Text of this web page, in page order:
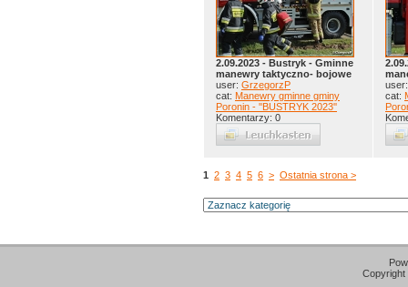
2.09.2023 - Bustryk - Gminne
manewry taktyczno- bojowe
user: GrzegorzP
cat: Manewry gminne gminy
Poronin - ''BUSTRYK 2023''
Komentarzy: 0
cat:
1 2 3 4 5 6 > Ostatnia strona >